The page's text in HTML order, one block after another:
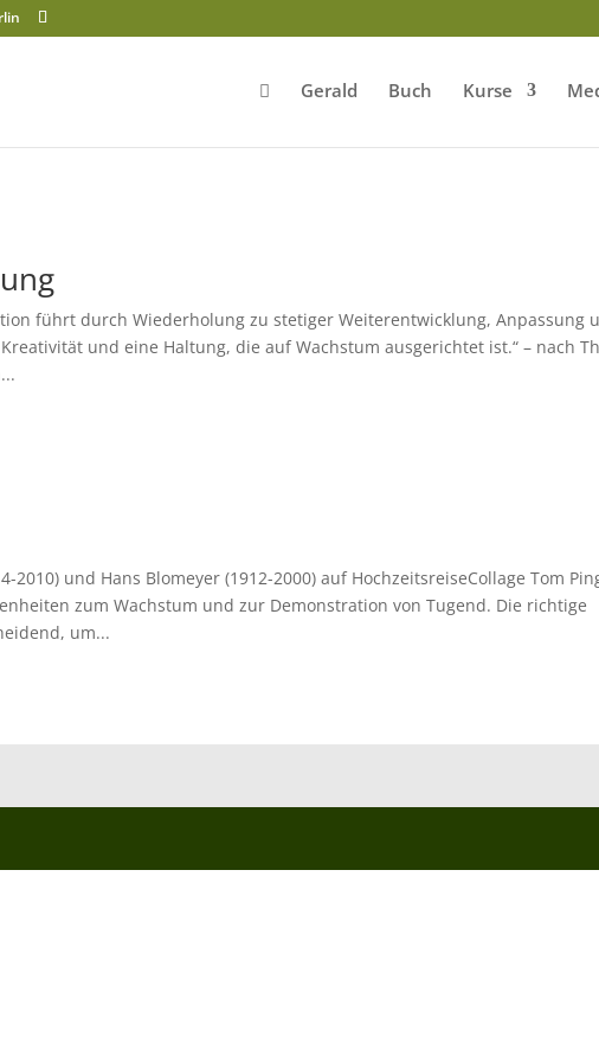
Gerald Buch Kurse
führt durch Wiederholung zu stetiger Weiterentwicklung, Anpassung
und eine Haltung, die auf Wachstum ausgerichtet ist.“ – nach
2010) und Hans Blomeyer (1912-2000) auf HochzeitsreiseCollage Tom
zum Wachstum und zur Demonstration von Tugend. Die richtige
um...